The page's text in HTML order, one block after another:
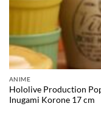
ANIME
Hololive Production
Inugami Korone 17 cm